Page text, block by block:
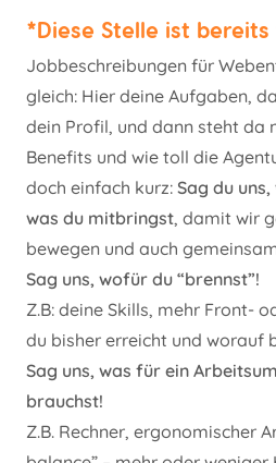
*Diese Stelle ist bereits
Jobbeschreibungen für
gleich: Hier deine Aufgaben,
dein Profil, und dann steht da
Benefits und wie toll die
doch einfach kurz: Sag du
was du mitbringst, damit wir
bewegen und auch
Sag uns, wofür du “brennst”!
Z.B: deine Skills, mehr Front-
du bisher erreicht und worauf
Sag uns, was für ein
brauchst!
Z.B. Rechner, ergonomischer